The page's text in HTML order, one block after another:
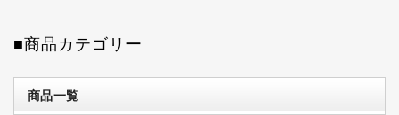
■商品カテゴリー
商品一覧